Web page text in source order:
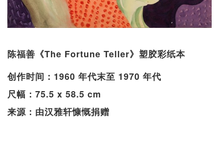
陈福善《The Fortune Teller》塑胶彩纸本
创作时间：1960 年代末至 1970 年代
尺幅：75.5 x 58.5 cm
来源：由汉雅轩慷慨捐赠